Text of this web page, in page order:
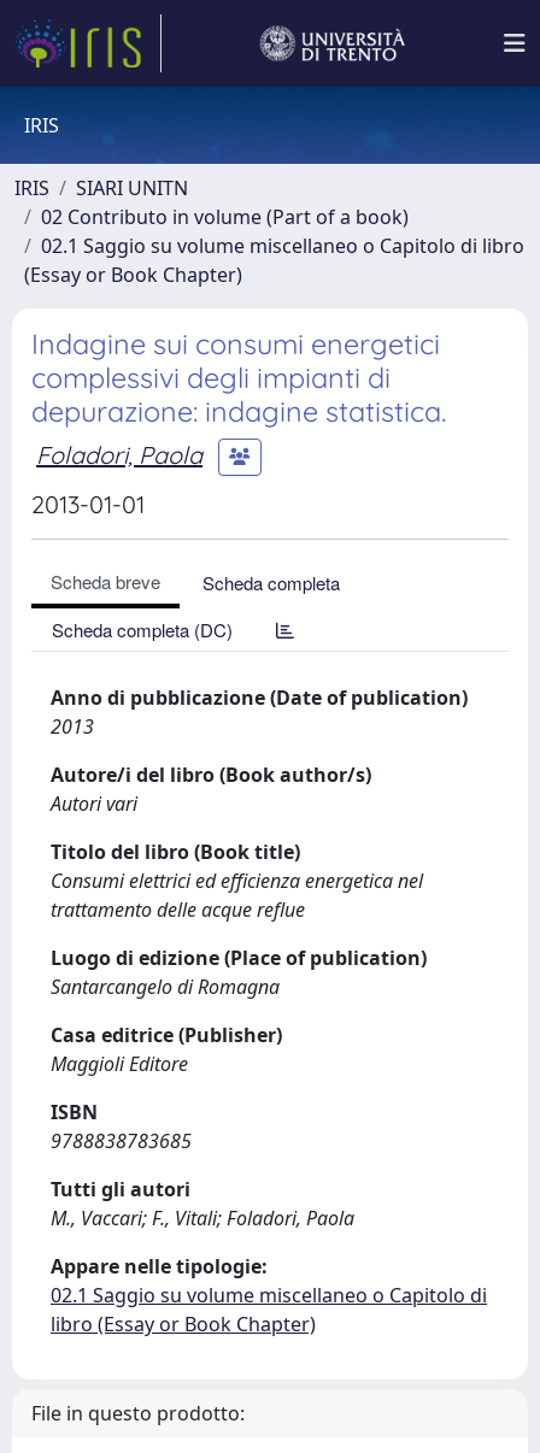
IRIS
IRIS
SIARI UNITN
02 Contributo in volume (Part of a book)
02.1 Saggio su volume miscellaneo o Capitolo di libro
(Essay or Book Chapter)
Indagine sui consumi energetici
complessivi degli impianti di
depurazione: indagine statistica.
Foladori, Paola
2013-01-01
Scheda breve
Scheda completa
Scheda completa (DC)
Anno di pubblicazione (Date of publication)
2013
Autore/i del libro (Book author/s)
Autori vari
Titolo del libro (Book title)
Consumi elettrici ed efficienza energetica nel
trattamento delle acque reflue
Luogo di edizione (Place of publication)
Santarcangelo di Romagna
Casa editrice (Publisher)
Maggioli Editore
ISBN
9788838783685
Tutti gli autori
M., Vaccari; F., Vitali; Foladori, Paola
Appare nelle tipologie:
02.1 Saggio su volume miscellaneo o Capitolo di
libro (Essay or Book Chapter)
File in questo prodotto: